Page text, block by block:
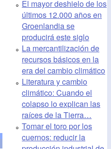
El mayor deshielo de los
últimos 12.000 años en
Groenlandia se
producirá este siglo
La mercantilización de
recursos básicos en la
era del cambio climático
Literatura y cambio
climático: Cuando el
colapso lo explican las
raíces de la Tierra…
Tomar el toro por los
cuernos: reducir la